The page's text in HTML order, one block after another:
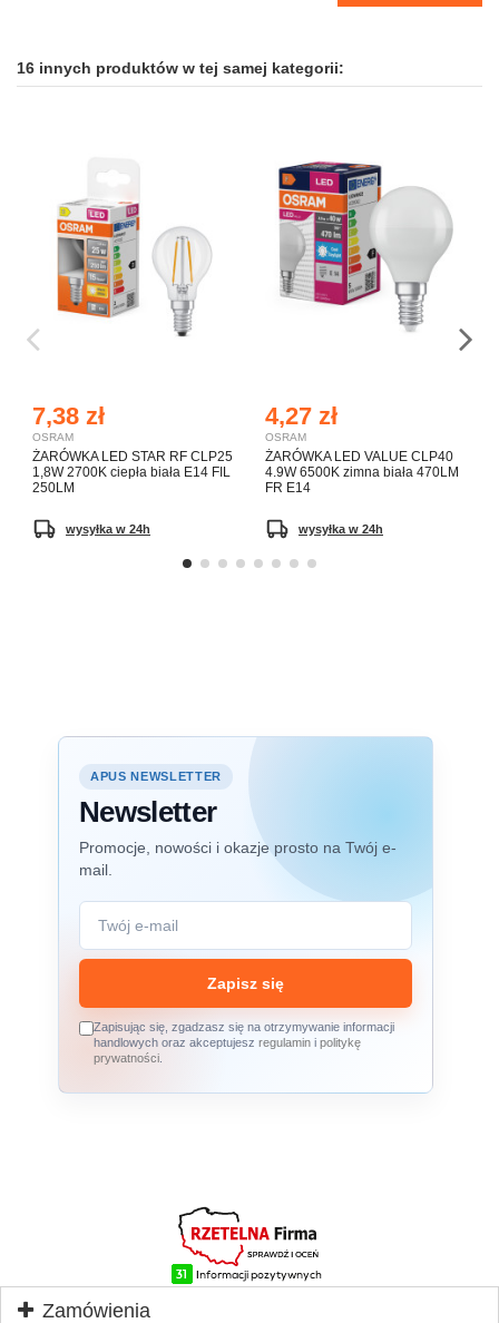
16 innych produktów w tej samej kategorii:
7,38 zł
OSRAM
ŻARÓWKA LED STAR RF CLP25
1,8W 2700K ciepła biała E14 FIL
250LM
wysyłka w 24h
4,27 zł
OSRAM
ŻARÓWKA LED VALUE CLP40
4.9W 6500K zimna biała 470LM
FR E14
wysyłka w 24h
APUS NEWSLETTER
Newsletter
Promocje, nowości i okazje prosto na Twój e-
mail.
Zapisz się
Zapisując się, zgadzasz się na otrzymywanie informacji
handlowych oraz akceptujesz regulamin i politykę
prywatności
Zamówienia